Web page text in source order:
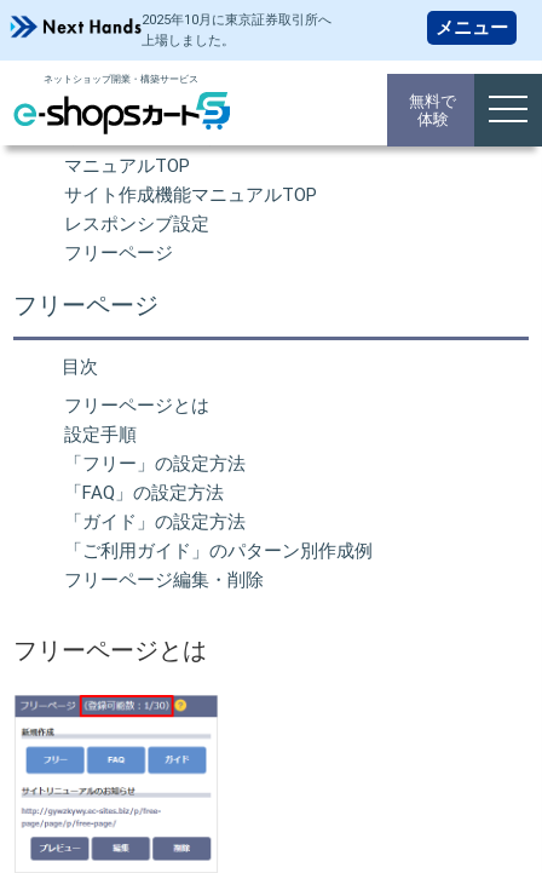
2025年10月に東京証券取引所へ
上場しました。
ネットショップ開業・構築サービス
無料で
体験
操作マニュアル
ネットショップ 開業TOP
マニュアルTOP
サイト作成機能マニュアルTOP
レスポンシブ設定
フリーページ
フリーページ
目次
フリーページとは
設定手順
「フリー」の設定方法
「FAQ」の設定方法
「ガイド」の設定方法
「ご利用ガイド」のパターン別作成例
フリーページ編集・削除
フリーページとは